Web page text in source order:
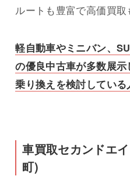
ルートも豊富で高価買取
軽自動車やミニバン、
の優良中古車が多数展
乗り換えを検討している
車買取セカンドエ
町)